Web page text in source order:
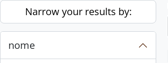
Skip to main content
Narrow your results by:
nome